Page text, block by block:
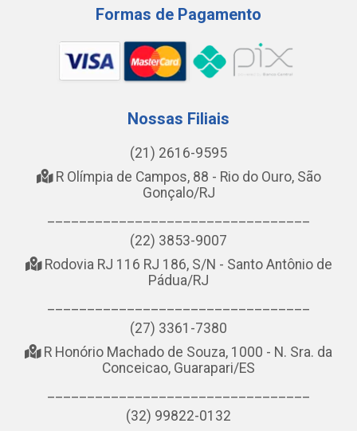
Formas de Pagamento
Nossas Filiais
(21) 2616-9595
R Olímpia de Campos, 88 - Rio do Ouro, São
Gonçalo/RJ
(22) 3853-9007
Rodovia RJ 116 RJ 186, S/N - Santo Antônio de
Pádua/RJ
(27) 3361-7380
R Honório Machado de Souza, 1000 - N. Sra. da
Conceicao, Guarapari/ES
(32) 99822-0132